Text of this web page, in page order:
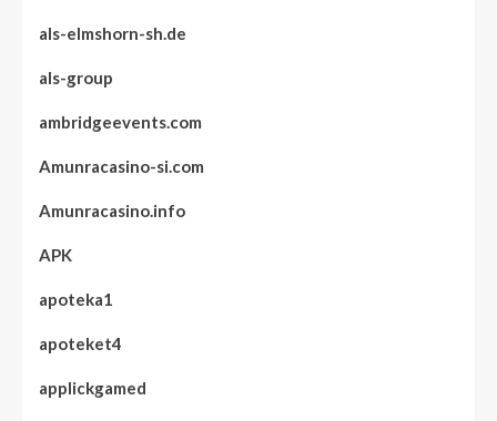
als-elmshorn-sh.de
als-group
ambridgeevents.com
Amunracasino-si.com
Amunracasino.info
APK
apoteka1
apoteket4
applickgamed